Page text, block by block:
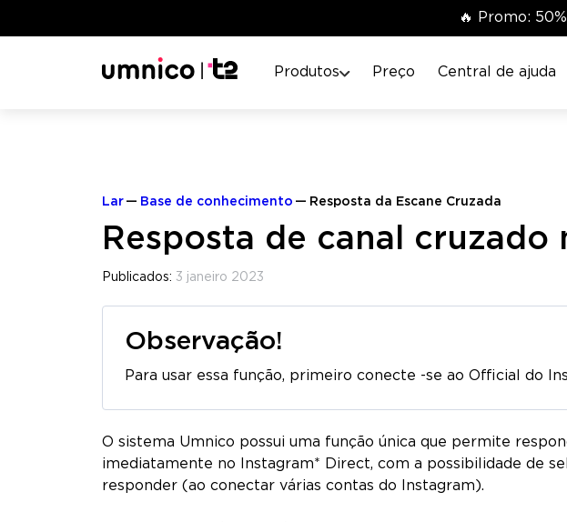
🔥 Promo:
Produtos Preço Central de ajuda
Lar Base de conhecimento Resposta da Escane Cruzada
Resposta de canal cruzado
Publicados: 3 janeiro 2023
Observação!
Para usar essa função, primeiro conecte -se ao Official do
O sistema Umnico possui uma função única que permite
imediatamente no Instagram* Direct, com a possibilidade de
responder (ao conectar várias contas do Instagram).